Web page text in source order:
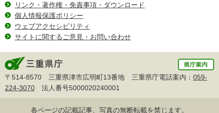
リンク・著作権・免責事項・ダウンロード
個人情報保護ポリシー
ウェブアクセシビリティ
サイトに関するご意見・お問い合わせ
〒514-8570 三重県津市広明町13番地 三重県庁電話案内： 059-
224-3070 法人番号5000020240001
各ページの記載記事、写真の無断転載を禁じます。